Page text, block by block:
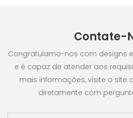
Contate-
Congratulamo-nos com designs
e é capaz de atender aos
mais informações, visite o site
diretamente com